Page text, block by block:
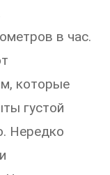
в час.
которые
густой
Нередко